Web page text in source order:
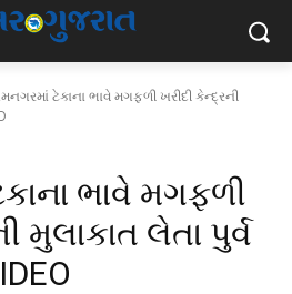
ટેકાના ભાવે મગફળી ખરીદી કેન્દ્રની
ભાવે મગફળી
મુલાકાત લેતા પુર્વ